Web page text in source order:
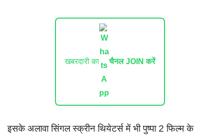
खबरदारी का चैनल JOIN करें
इसके अलावा सिंगल स्क्रीन थियेटर्स में भी पुष्पा 2 फिल्म के